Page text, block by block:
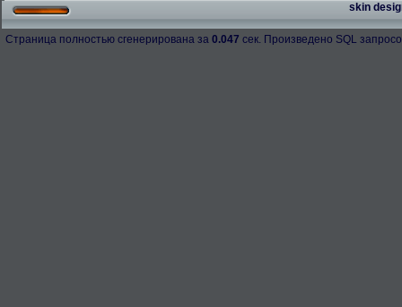
skin
Страница полностью сгенерирована за 0.047 сек. Произведено SQL